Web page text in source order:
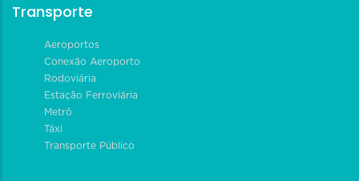
Transporte
Aeroportos
Conexão Aeroporto
Rodoviária
Estação Ferroviária
Metrô
Táxi
Transporte Público